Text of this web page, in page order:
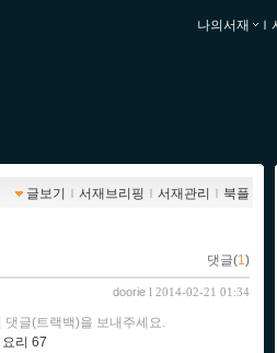
나의서재 ｌ
글보기 ｌ 서재브리핑 ｌ 서재관리 ｌ 북플
댓글(1)
doorie l 2014-02-21 01:34
댓글(트랙백)을 보내주세요.
리 67